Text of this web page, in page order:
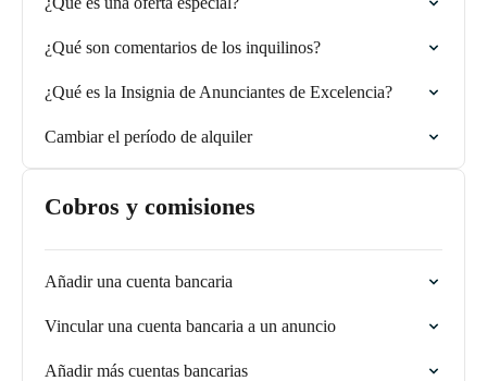
¿Qué son comentarios de los inquilinos?
¿Qué es la Insignia de Anunciantes de Excelencia?
Cambiar el período de alquiler
Cobros y comisiones
Añadir una cuenta bancaria
Vincular una cuenta bancaria a un anuncio
Añadir más cuentas bancarias